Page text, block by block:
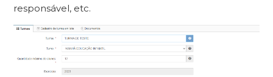
responsável, etc.